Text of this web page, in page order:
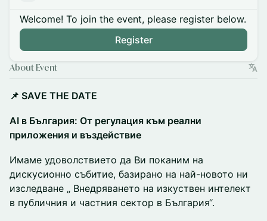
Welcome! To join the event, please register below.
Register
About Event
📌 SAVE THE DATE
AI в България: От регулация към реални
приложения и въздействие
Имаме удоволствието да Ви поканим на
дискусионно събитие, базирано на най-новото ни
изследване „ Внедряването на изкуствен интелект
в публичния и частния сектор в България“.